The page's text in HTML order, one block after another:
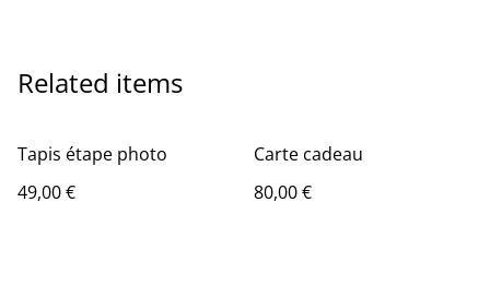
Related items
Tapis étape photo
49,00 €
Carte cadeau
80,00 €